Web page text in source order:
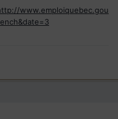
www.emploiquebec.gou